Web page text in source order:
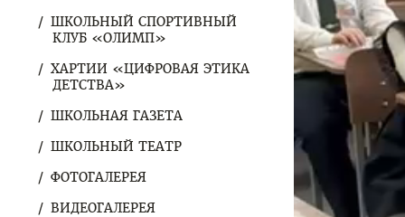
ШКОЛЬНЫЙ СПОРТИВНЫЙ
КЛУБ «ОЛИМП»
ХАРТИИ «ЦИФРОВАЯ ЭТИКА
ДЕТСТВА»
ШКОЛЬНАЯ ГАЗЕТА
ШКОЛЬНЫЙ ТЕАТР
ФОТОГАЛЕРЕЯ
ВИДЕОГАЛЕРЕЯ